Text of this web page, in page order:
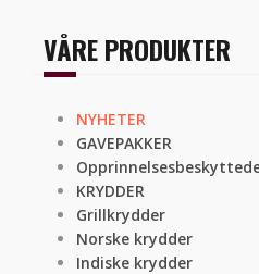
VÅRE PRODUKTER
NYHETER
GAVEPAKKER
KRYDDER
Grillkrydder
Norske krydder
Indiske krydder